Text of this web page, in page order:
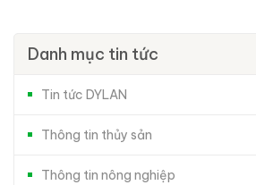
Danh mục tin tức
Tin tức DYLAN
Thông tin thủy sản
Thông tin nông nghiệp